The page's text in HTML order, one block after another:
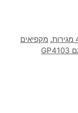
, מקפיאים